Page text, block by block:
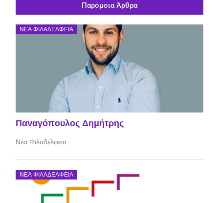
Παρόμοια Άρθρα
ΝΈΑ ΦΙΛΑΔΈΛΦΕΙΑ
Παναγόπουλος Δημήτρης
Νέα Φιλαδέλφεια
ΝΈΑ ΦΙΛΑΔΈΛΦΕΙΑ